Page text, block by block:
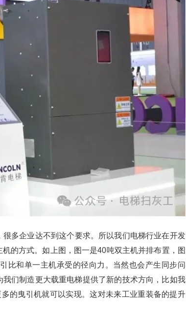
多企业达不到这个要求。所以我们电梯行业在开发
的方式。如上图，图一是40吨双主机并排布置，图
比和单一主机承受的径向力。当然也会产生同步问
们制造更大载重电梯提供了新的技术方向，比如我
的曳引机就可以实现。这对未来工业重装备的提升